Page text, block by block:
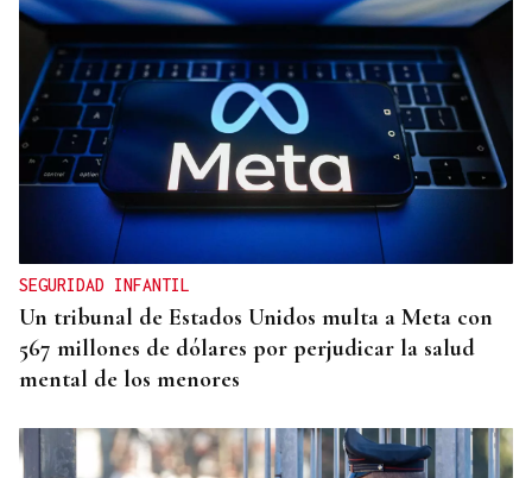
Lalo Pavón
O AFIADOR
Un día haberá autobuses
SEGURIDAD INFANTIL
Un tribunal de Estados Unidos multa a Meta con
567 millones de dólares por perjudicar la salud
mental de los menores